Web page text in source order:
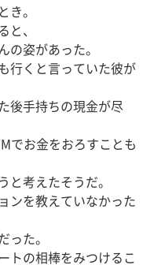
。
、
の姿があった。
行くと言っていた彼が
後手持ちの現金が尽
でお金をおろすことも
と考えたそうだ。
ンを教えていなかった
った。
トの相棒をみつけるこ